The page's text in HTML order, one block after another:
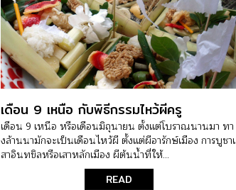
เดือน 9 เหนือ กับพิธีกรรมไหว้ผีครู
เดือน 9 เหนือ หรือเดือนมิถุนายน ตั้งแต่โบราณนานมา ทา
งล้านนามักจะเป็นเดือนไหว้ผี ตั้งแต่ผีอารักษ์เมือง การบูชาเ
สาอินทขิลหรือเสาหลักเมือง ผีต้นน้ำที่ให้...
READ